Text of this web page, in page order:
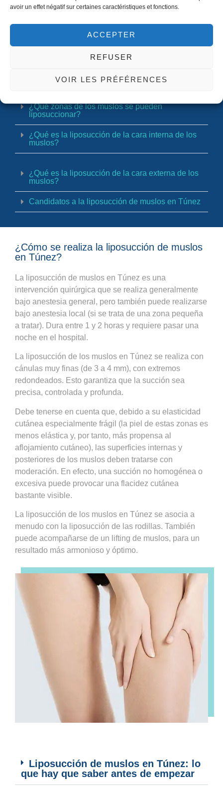
avoir un effet négatif sur certaines caractéristiques et fonctions.
ACCEPTER
REFUSER
VOIR LES PRÉFÉRENCES
y el después.
¿Por qué una liposucción de muslos en Túnez?
Beneficios de la liposucción de muslos en Túnez
¿Qué zonas de los muslos se pueden
liposuccionar?
¿Qué es la liposucción de la cara interna de los
muslos?
¿Qué es la liposucción de la cara externa de los
muslos?
Candidatos a la liposucción de muslos en Túnez
¿Cómo se realiza la liposucción de muslos
en Túnez?
La liposucción de muslos en Túnez es una
intervención quirúrgica que se realiza generalmente
bajo anestesia general, pero también puede realizarse
bajo anestesia local (si se trata de una zona pequeña
a tratar). Dura entre 1 y 2 horas y requiere pasar una
noche en el hospital.
La liposucción de los muslos en Túnez se realiza con
cánulas muy finas (de 3 a 4 mm), con extremos
redondeados. Esto garantiza que la succión sea
precisa, controlada y profunda.
Debe tenerse en cuenta que, debido a su elasticidad
cutánea especialmente frágil (la piel de estas zonas es
menos elástica y, por tanto, más propensa al
aflojamiento cutáneo), las superficies internas y
posteriores de los muslos deben tratarse con
moderación. En efecto, una succión no homogénea o
excesiva puede provocar una flacidez cutánea
bastante visible.
La liposucción de los muslos en Túnez se asocia a
menudo con la liposucción de las rodillas. También
puede acompañarse de un lifting de muslos, para un
resultado más armonioso y óptimo.
Liposucción de muslos en Túnez: lo
que hay que saber antes de empezar